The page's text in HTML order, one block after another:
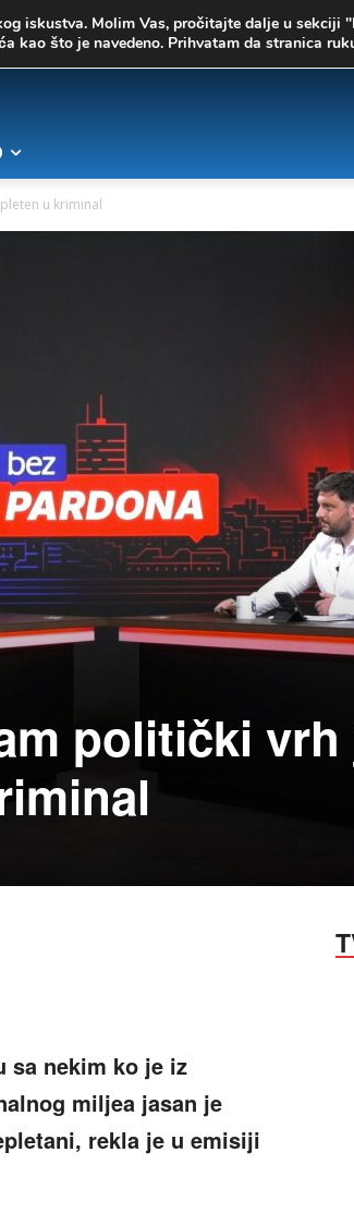
u kriminal
politički vrh
sa nekim ko je iz
miljea jasan je
rekla je u emisiji
iskustva. Molim Vas, pročitajte dalje u sekciji
kao što je navedeno. Prihvatam da stranica